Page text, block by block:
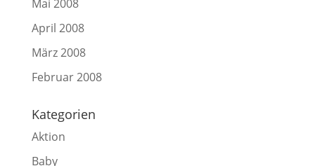
Mai 2008
April 2008
März 2008
Februar 2008
Kategorien
Aktion
Baby